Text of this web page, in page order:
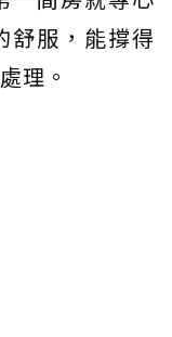
舒服，能撐得
理。